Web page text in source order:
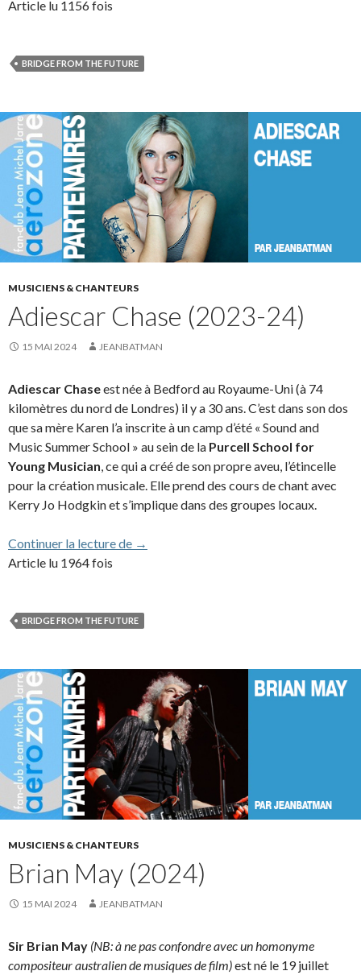
Article lu 1156 fois
BRIDGE FROM THE FUTURE
MUSICIENS & CHANTEURS
Adiescar Chase (2023-24)
15 MAI 2024 JEANBATMAN
Adiescar Chaseest née à Bedford au Royaume-Uni (à 74
kilomètres du nord de Londres) il y a 30 ans. C’est dans son dos
que sa mère Karen l’a inscrite à un camp d’été « Sound and
Music Summer School » au sein de la Purcell School for
Young Musician, ce qui a créé de son propre aveu, l’étincelle
pour la création musicale. Elle prend des cours de chant avec
Kerry Jo Hodgkin et s’implique dans des groupes locaux.
Continuer la lecture de Adiescar Chase (2023-24)
→
Article lu 1964 fois
BRIDGE FROM THE FUTURE
MUSICIENS & CHANTEURS
Brian May (2024)
15 MAI 2024 JEANBATMAN
Sir Brian May (NB: à ne pas confondre avec un homonyme
compositeur australien de musiques de film)est né le 19 juillet